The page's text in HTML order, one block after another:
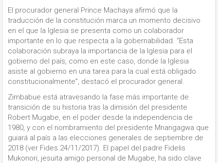
El procurador general Prince Machaya afirmó que la
traducción de la constitución marca un momento decisivo
en el que la Iglesia se presenta como un colaborador
importante en lo que respecta a la gobernabilidad. “Esta
colaboración subraya la importancia de la Iglesia para el
gobierno del país, como en este caso, donde la Iglesia
asiste al gobierno en una tarea para la cual está obligado
constitucionalmente”, destacó el procurador general.
Zimbabue está atravesando la fase más importante de
transición de su historia tras la dimisión del presidente
Robert Mugabe, en el poder desde la independencia de
1980, y con el nombramiento del presidente Mnangagwa que
guiará al país a las elecciones generales de septiembre de
2018 (ver Fides 24/11/2017). El papel del padre Fidelis
Mukonori, jesuita amigo personal de Mugabe, ha sido clave